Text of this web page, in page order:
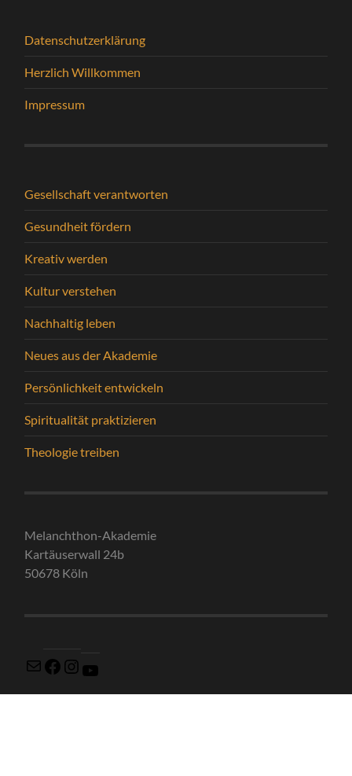
Datenschutzerklärung
Herzlich Willkommen
Impressum
Gesellschaft verantworten
Gesundheit fördern
Kreativ werden
Kultur verstehen
Nachhaltig leben
Neues aus der Akademie
Persönlichkeit entwickeln
Spiritualität praktizieren
Theologie treiben
Melanchthon-Akademie
Kartäuserwall 24b
50678 Köln